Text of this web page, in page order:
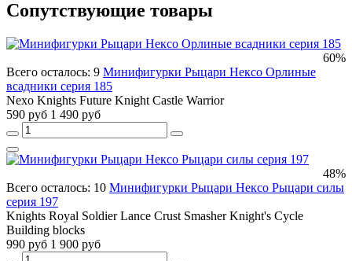
Сопутствующие товары
60%
Всего осталось: 9 Минифигурки Рыцари Нексо Орлиные
всадники серия 185
Nexo Knights Future Knight Castle Warrior
590 руб 1 490 руб
48%
Всего осталось: 10 Минифигурки Рыцари Нексо Рыцари силы
серия 197
Knights Royal Soldier Lance Crust Smasher Knight's Cycle
Building blocks
990 руб 1 900 руб